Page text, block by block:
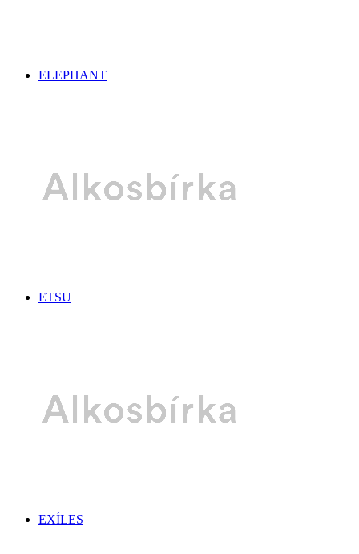
ELEPHANT
ETSU
EXÍLES